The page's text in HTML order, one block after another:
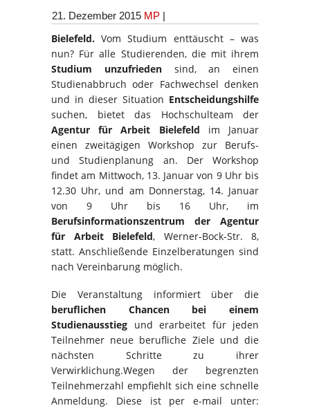
21. Dezember 2015 MP |
Bielefeld. Vom Studium enttäuscht – was
nun? Für alle Studierenden, die mit ihrem
Studium unzufriedensind, an einen
Studienabbruch oder Fachwechsel denken
und in dieser Situation Entscheidungshilfe
suchen, bietet das Hochschulteam der
Agentur für Arbeit Bielefeld im Januar
einen zweitägigen Workshop zur Berufs-
und Studienplanung an. Der Workshop
findet am Mittwoch, 13. Januar von 9 Uhr bis
12.30 Uhr, und am Donnerstag, 14. Januar
von 9 Uhr bis 16 Uhr, im
Berufsinformationszentrum der Agentur
für Arbeit Bielefeld, Werner-Bock-Str. 8,
statt. Anschließende Einzelberatungen sind
nach Vereinbarung möglich.
Die Veranstaltung informiert über die
beruflichen Chancen bei einem
Studienausstieg und erarbeitet für jeden
Teilnehmer neue berufliche Ziele und die
nächsten Schritte zu ihrer
Verwirklichung.Wegen der begrenzten
Teilnehmerzahl empfiehlt sich eine schnelle
Anmeldung. Diese ist per e-mail unter: